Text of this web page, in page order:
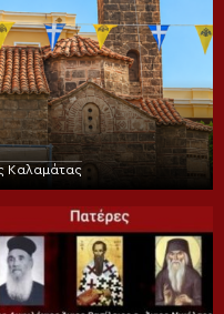
Καλαμάτας